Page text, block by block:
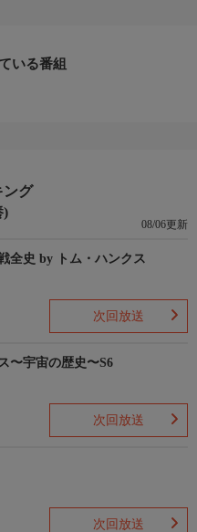
いる番組
ング
)
08/06更新
全史 by トム・ハンクス
次回放送
〜宇宙の歴史〜S6
次回放送
次回放送